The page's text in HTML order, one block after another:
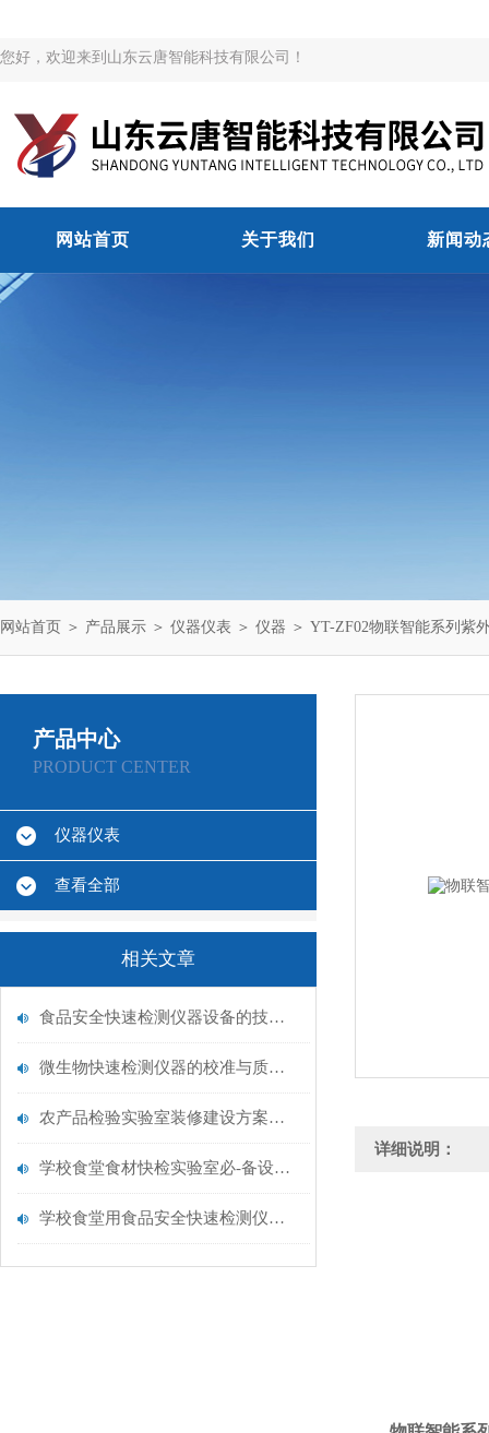
您好，欢迎来到山东云唐智能科技有限公司！
网站首页 关于我们 新闻动
网站首页 ＞ 产品展示 ＞ 仪器仪表 ＞ 仪器 ＞ YT-ZF02物联智能系列紫
产品中心
PRODUCT CENTER
仪器仪表
查看全部
相关文章
食品安全快速检测仪器设备的技术演进与应用场景
微生物快速检测仪器的校准与质控：保证结果准确性的黄金法则
农产品检验实验室装修建设方案仪器配置清单@云唐仪器
学校食堂食材快检实验室必-备设备清单【云唐仪器推荐】
学校食堂用食品安全快速检测仪器【行业推荐】云唐食品安全检测仪
详细说明：